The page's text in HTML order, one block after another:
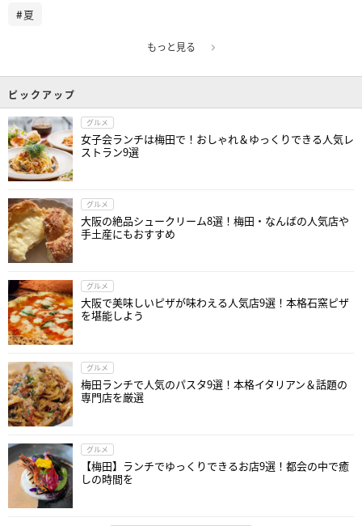
夏
もっと見る
ピックアップ
グルメ
女子会ランチは梅田で！おしゃれ＆ゆっくりできる人気レ
ストラン9選
グルメ
大阪の絶品シュークリーム8選！梅田・なんばの人気店や
手土産にもおすすめ
グルメ
大阪で美味しいピザが味わえる人気店9選！本格石窯ピザ
を堪能しよう
グルメ
梅田ランチで人気のパスタ9選！本格イタリアン＆話題の
専門店を厳選
グルメ
【梅田】ランチでゆっくりできるお店9選！都会の中で癒
しの時間を